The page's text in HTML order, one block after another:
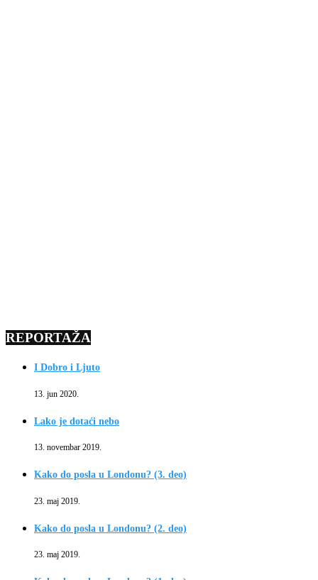
REPORTAŽA
I Dobro i Ljuto
13. jun 2020.
Lako je dotaći nebo
13. novembar 2019.
Kako do posla u Londonu? (3. deo)
23. maj 2019.
Kako do posla u Londonu? (2. deo)
23. maj 2019.